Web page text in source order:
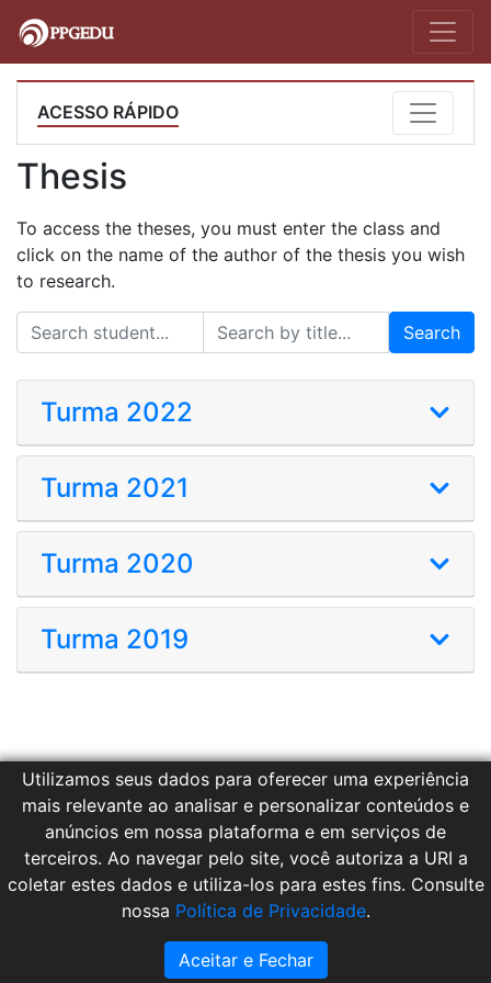
ACESSO RÁPIDO
Thesis
To access the theses, you must enter the class and
click on the name of the author of the thesis you wish
to research.
Search
Turma 2022
Turma 2021
Turma 2020
Turma 2019
© 2021. NTI URI/FW.
Utilizamos seus dados para oferecer uma experiência
mais relevante ao analisar e personalizar conteúdos e
anúncios em nossa plataforma e em serviços de
terceiros. Ao navegar pelo site, você autoriza a URI a
coletar estes dados e utiliza-los para estes fins. Consulte
nossa Política de Privacidade.
Aceitar e Fechar